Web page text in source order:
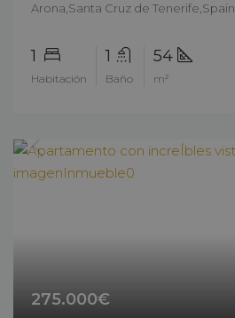
Arona,Santa Cruz de Tenerife,Spain
1
Habitación
1
Baño
54
m²
275.000€